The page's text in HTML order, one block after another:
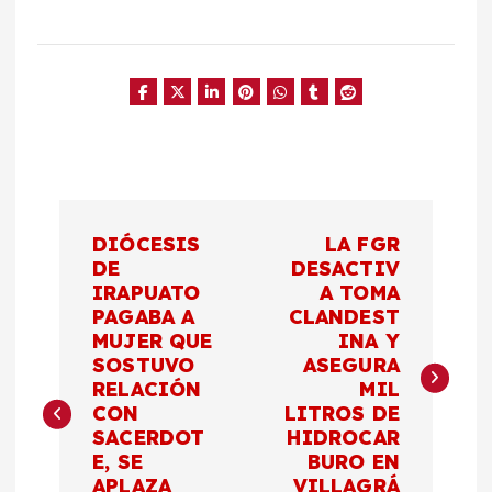
e
g
DIÓCESIS
DE
IRAPUATO
PAGABA A
MUJER QUE
SOSTUVO
RELACIÓN
CON
SACERDOT
E, SE
APLAZA
LA FGR
DESACTIV
A TOMA
CLANDEST
INA Y
ASEGURA
MIL
LITROS DE
HIDROCAR
BURO EN
VILLAGRÁ